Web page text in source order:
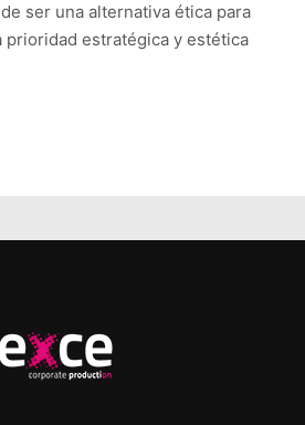
ser una alternativa ética para
estratégica y estética